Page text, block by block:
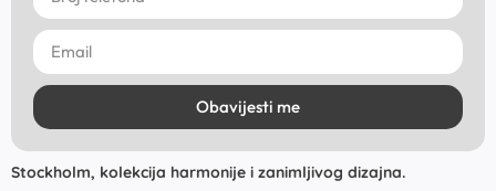
Obavijesti me
Stockholm, kolekcija harmonije i zanimljivog dizajna.